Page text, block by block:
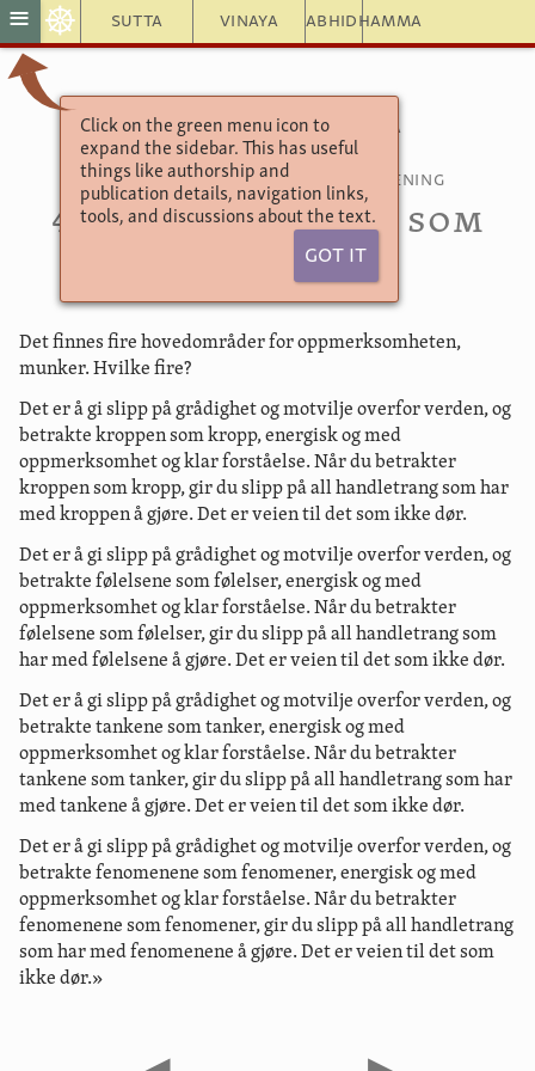
Sutta Vinaya Abhidhamma
≡ ☸
Click on the green menu icon to
expand the sidebar. This has useful
things like authorship and
publication details, navigation links,
tools, and discussions about the text.
Got It
Tekster fordelt etter tema
Det store kapitlet
Tekster om oppmerksomhetstrening
47.37. Veien til det som
ikke dør
Det finnes fire hovedområder for oppmerksomheten,
munker. Hvilke fire?
Det er å gi slipp på grådighet og motvilje overfor verden, og
betrakte kroppen som kropp, energisk og med
oppmerksomhet og klar forståelse. Når du betrakter
kroppen som kropp, gir du slipp på all handletrang som har
med kroppen å gjøre. Det er veien til det som ikke dør.
Det er å gi slipp på grådighet og motvilje overfor verden, og
betrakte følelsene som følelser, energisk og med
oppmerksomhet og klar forståelse. Når du betrakter
følelsene som følelser, gir du slipp på all handletrang som
har med følelsene å gjøre. Det er veien til det som ikke dør.
Det er å gi slipp på grådighet og motvilje overfor verden, og
betrakte tankene som tanker, energisk og med
oppmerksomhet og klar forståelse. Når du betrakter
tankene som tanker, gir du slipp på all handletrang som har
med tankene å gjøre. Det er veien til det som ikke dør.
Det er å gi slipp på grådighet og motvilje overfor verden, og
betrakte fenomenene som fenomener, energisk og med
oppmerksomhet og klar forståelse. Når du betrakter
fenomenene som fenomener, gir du slipp på all handletrang
som har med fenomenene å gjøre. Det er veien til det som
ikke dør.»